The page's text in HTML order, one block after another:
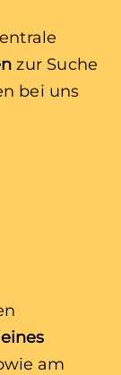
zur Suche
bei uns
am